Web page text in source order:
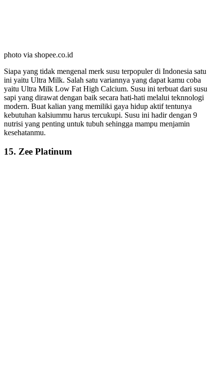
photo via shopee.co.id
Siapa yang tidak mengenal merk susu terpopuler di Indonesia satu
ini yaitu Ultra Milk. Salah satu variannya yang dapat kamu coba
yaitu Ultra Milk Low Fat High Calcium. Susu ini terbuat dari susu
sapi yang dirawat dengan baik secara hati-hati melalui teknnologi
modern. Buat kalian yang memiliki gaya hidup aktif tentunya
kebutuhan kalsiummu harus tercukupi. Susu ini hadir dengan 9
nutrisi yang penting untuk tubuh sehingga mampu menjamin
kesehatanmu.
15. Zee Platinum